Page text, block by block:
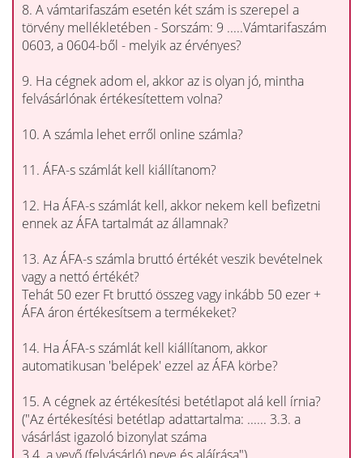
8. A vámtarifaszám esetén két szám is szerepel a
törvény mellékletében - Sorszám: 9 .....Vámtarifaszám
0603, a 0604-ből - melyik az érvényes?
9. Ha cégnek adom el, akkor az is olyan jó, mintha
felvásárlónak értékesítettem volna?
10. A számla lehet erről online számla?
11. ÁFA-s számlát kell kiállítanom?
12. Ha ÁFA-s számlát kell, akkor nekem kell befizetni
ennek az ÁFA tartalmát az államnak?
13. Az ÁFA-s számla bruttó értékét veszik bevételnek
vagy a nettó értékét?
Tehát 50 ezer Ft bruttó összeg vagy inkább 50 ezer +
ÁFA áron értékesítsem a termékeket?
14. Ha ÁFA-s számlát kell kiállítanom, akkor
automatikusan 'belépek' ezzel az ÁFA körbe?
15. A cégnek az értékesítési betétlapot alá kell írnia?
("Az értékesítési betétlap adattartalma: ...... 3.3. a
vásárlást igazoló bizonylat száma